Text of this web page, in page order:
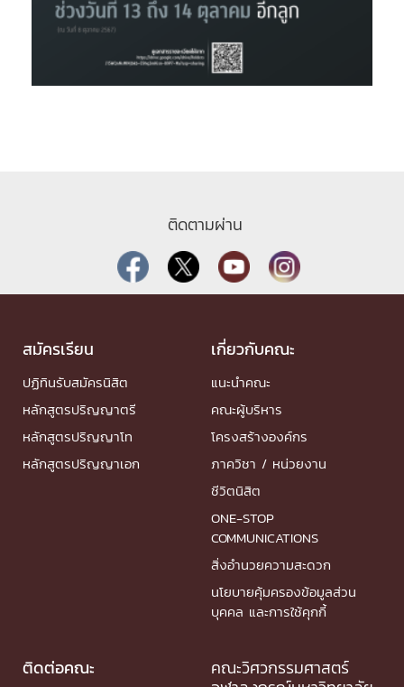
ติดตามผ่าน
สมัครเรียน
ปฏิทินรับสมัครนิสิต
หลักสูตรปริญญาตรี
หลักสูตรปริญญาโท
หลักสูตรปริญญาเอก
เกี่ยวกับคณะ
แนะนำคณะ
คณะผู้บริหาร
โครงสร้างองค์กร
ภาควิชา / หน่วยงาน
ชีวิตนิสิต
ONE-STOP
COMMUNICATIONS
สิ่งอำนวยความสะดวก
นโยบายคุ้มครองข้อมูลส่วน
บุคคล และการใช้คุกกี้
ติดต่อคณะ
คณะวิศวกรรมศาสตร์